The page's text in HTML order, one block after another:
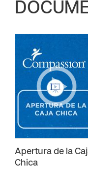
Apertura de la
Chica